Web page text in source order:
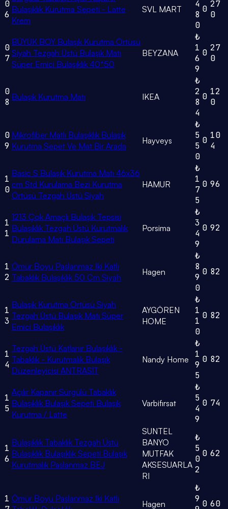
0
6 Bulaşıklık Kurutma Sepeti - Latte
Krem
SVL MART
4
8
0
0 27
0
0
7
BÜYÜK BOY Bulaşık Kurutma Örtüsü
Siyah Tezgah Üstü Bulaşık Matı
Süper Emici Bulaşıklık 40*50
BEYZANA
₺
1
6
9
0 27
0
0
8 Bulaşık Kurutma Matı IKEA
₺
2
8
4
0 12
0
0
9
Mikrofiber Matlı Bulaşıklık Bulaşık
Kurutma Sepet Ve Mat Bir Arada
Hayveys
₺
5
5
0
0 10
4
1
0
Basic S Bulaşık Kurutma Matı 46x36
cm Std Kurulama Bezi Kurutma
Örtüsü Tezgah Üstü Siyah
HAMUR
₺
1
7
5
0 96
1
1
1213 Çok Amaçlı Bulaşık Tepsisi
Bulaşıklık Tezgah Üstü Kurutmalık
Durulama Matı Bulaşık Sepeti
Porsima
₺
3
4
9
0 92
1
2
Ömür Boyu Paslanmaz Iki Katlı
Tabaklık Bulaşıklık 50 Cm Siyah
Hagen
₺
8
9
0
0 82
1
3
Bulaşık Kurutma Örtüsü Siyah
Tezgah Üstü Bulaşık Matı Süper
Emici Bulaşıklık
AYGÖREN
HOME
₺
1
1
0
0 82
1
4
Tezgah Üstü Katlanır Bulaşıklık -
Tabaklık - Kurutmalık Bulaşık
Düzenleyicisi ANTRASİT
Nandy Home
₺
1
9
5
0 82
1
5
Açılır Kapanır Sürgülü Tabaklık
Bulaşıklık Bulaşık Sepeti Bulaşık
Kurutma / Latte
Varbifırsat
₺
5
4
9
0 74
1
6
Bulaşıklık Tabaklık Tezgah Üstü
Bulaşıklık Bulaşıklık Sepeti Bulaşık
Kurutmalık Paslanmaz BEJ
SUNTEL
BANYO
MUTFAK
AKSESUARLA
RI
₺
5
0
2
0 62
1 Ömür Boyu Paslanmaz Iki Katlı
Hagen
₺
9 0 60